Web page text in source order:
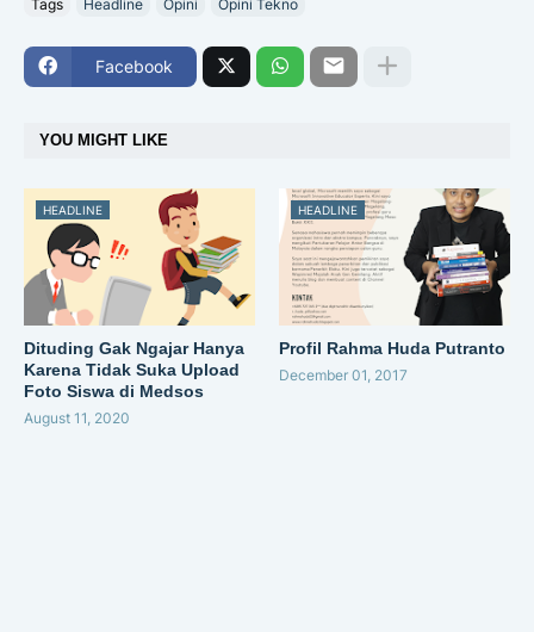
Tags Headline Opini Opini Tekno
Facebook
YOU MIGHT LIKE
HEADLINE
Dituding Gak Ngajar Hanya
Karena Tidak Suka Upload
Foto Siswa di Medsos
August 11, 2020
HEADLINE
Profil Rahma Huda Putranto
December 01, 2017